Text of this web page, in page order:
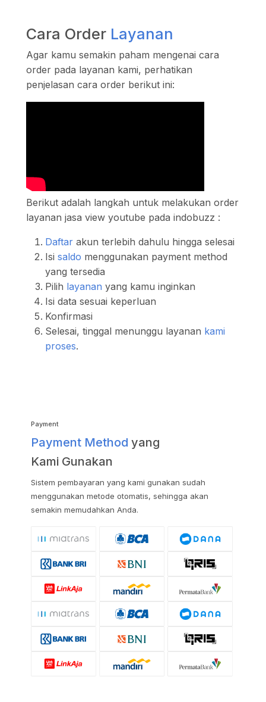
Cara Order Layanan
Agar kamu semakin paham mengenai cara
order pada layanan kami, perhatikan
penjelasan cara order berikut ini:
Berikut adalah langkah untuk melakukan order
layanan jasa view youtube pada indobuzz :
Daftar akun terlebih dahulu hingga selesai
Isi saldo menggunakan payment method
yang tersedia
Pilih layanan yang kamu inginkan
Isi data sesuai keperluan
Konfirmasi
Selesai, tinggal menunggu layanan kami
proses.
Payment
Payment Method yang
Kami Gunakan
Sistem pembayaran yang kami gunakan sudah
menggunakan metode otomatis, sehingga akan
semakin memudahkan Anda.